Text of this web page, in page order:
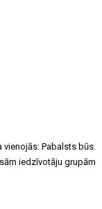
vienojās: Pabalsts būs.
iedzīvotāju grupām